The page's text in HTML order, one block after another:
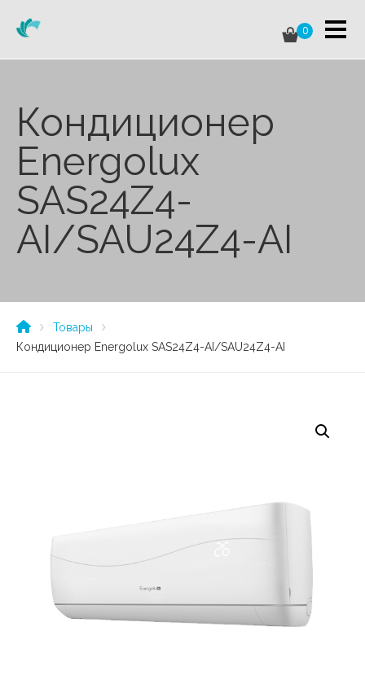
0
Кондиционер
Energolux
SAS24Z4-
AI/SAU24Z4-AI
Товары
Кондиционер Energolux SAS24Z4-AI/SAU24Z4-AI